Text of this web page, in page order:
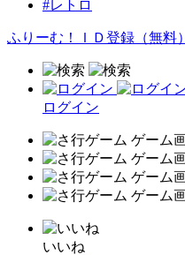
#レトロ
ふりーむ！ＩＤ登録（無料）
ログイン
いいね